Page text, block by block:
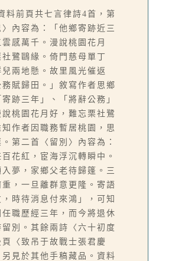
料前頁共七言律詩4首，第
內容為：「他鄉寄跡近三
感萬千。漫說桃園花月
鷺鷗緣。倚門慈母單丁
兩地懸。故里風光催返
賦歸田。」敘寫作者思鄉
跡三年」、「將辭公務」
說桃園花月好，難忘栗社鷺
知作者因職務暫居桃園，思
第二首〈留別〉內容為：
百花紅，宦海浮沉轉瞬中。
夢，家鄉父老待歸篷。三
，一旦離群意更隆。寄語
時待消息付來鴻」，可知
職歷經三年，而今將退休
別。其餘兩詩〈六十初度
頁〈致吊于故戰士張君慶
見於其他手稿藏品。資料